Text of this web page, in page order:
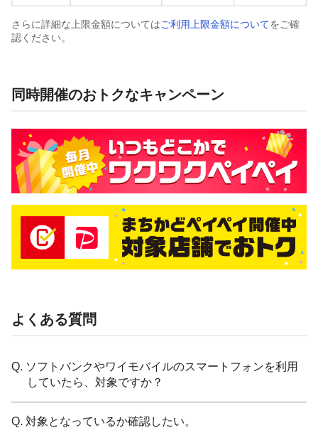
さらに詳細な上限金額についてはご利用上限金額についてをご確
認ください。
同時開催のおトクなキャンペーン
よくある質問
Q. ソフトバンクやワイモバイルのスマートフォンを利用
していたら、対象ですか？
Q. 対象となっているか確認したい。